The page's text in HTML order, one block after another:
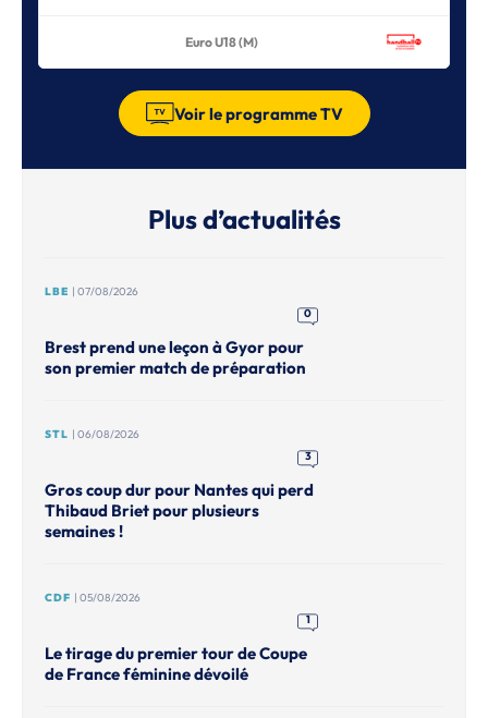
Euro U18 (M)
Voir le programme TV
Plus d’actualités
LBE | 07/08/2026
0
Brest prend une leçon à Gyor pour
son premier match de préparation
STL | 06/08/2026
3
Gros coup dur pour Nantes qui perd
Thibaud Briet pour plusieurs
semaines !
CDF | 05/08/2026
1
Le tirage du premier tour de Coupe
de France féminine dévoilé